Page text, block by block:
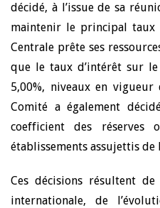
décidé, à l’issue de sa
maintenir le principal taux
Centrale prête ses
que le taux d’intérêt sur
5,00%, niveaux en
Comité a également
coefficient des réserves
établissements assujettis de
Ces décisions résultent
internationale, de